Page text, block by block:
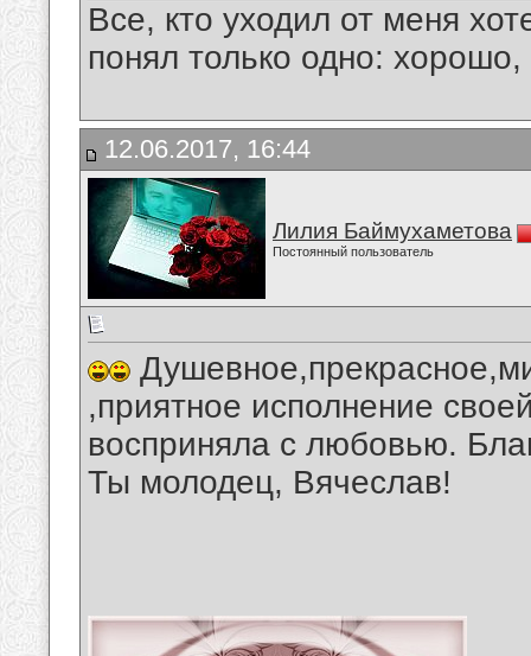
Все, кто уходил от меня
понял только одно:
12.06.2017, 16:44
Лилия Баймухаметова
Постоянный пользователь
,приятное исполнение
восприняла с любовью.
Ты молодец, Вячеслав!